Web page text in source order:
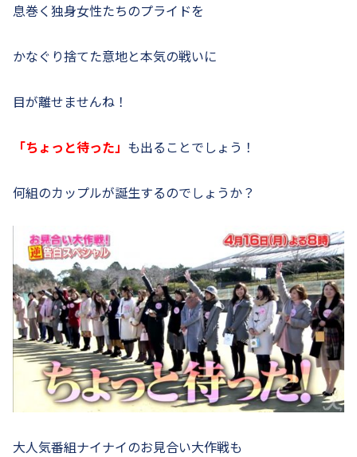
息巻く独身女性たちのプライドを
かなぐり捨てた意地と本気の戦いに
目が離せませんね！
「ちょっと待った」 も出ることでしょう！
何組のカップルが誕生するのでしょうか？
大人気番組ナイナイのお見合い大作戦も